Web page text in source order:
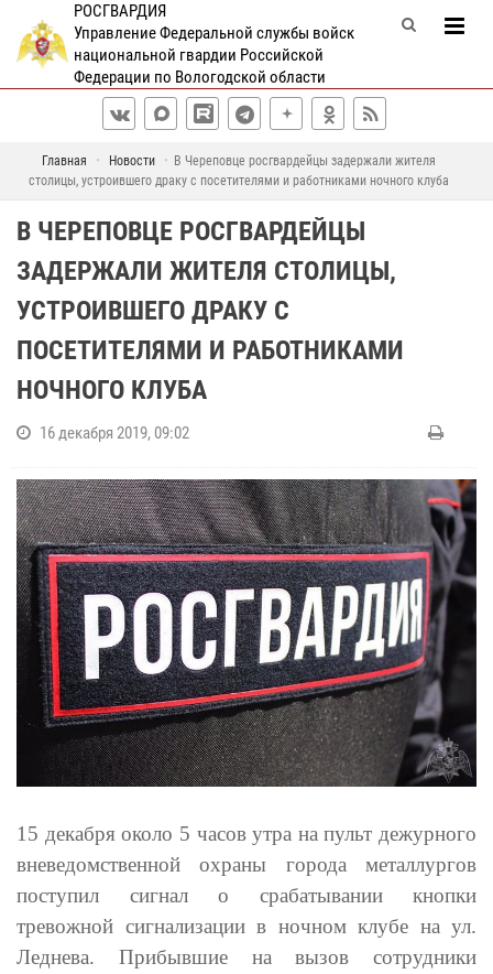
РОСГВАРДИЯ
Управление Федеральной службы войск
национальной гвардии Российской
Федерации по Вологодской области
Главная Новости
В Череповце росгвардейцы задержали жителя
столицы, устроившего драку с посетителями и работниками ночного клуба
В ЧЕРЕПОВЦЕ РОСГВАРДЕЙЦЫ
ЗАДЕРЖАЛИ ЖИТЕЛЯ СТОЛИЦЫ,
УСТРОИВШЕГО ДРАКУ С
ПОСЕТИТЕЛЯМИ И РАБОТНИКАМИ
НОЧНОГО КЛУБА
16 декабря 2019, 09:02
15 декабря около 5 часов утра на пульт дежурного
вневедомственной охраны города металлургов
поступил сигнал о срабатывании кнопки
тревожной сигнализации в ночном клубе на ул.
Леднева. Прибывшие на вызов сотрудники